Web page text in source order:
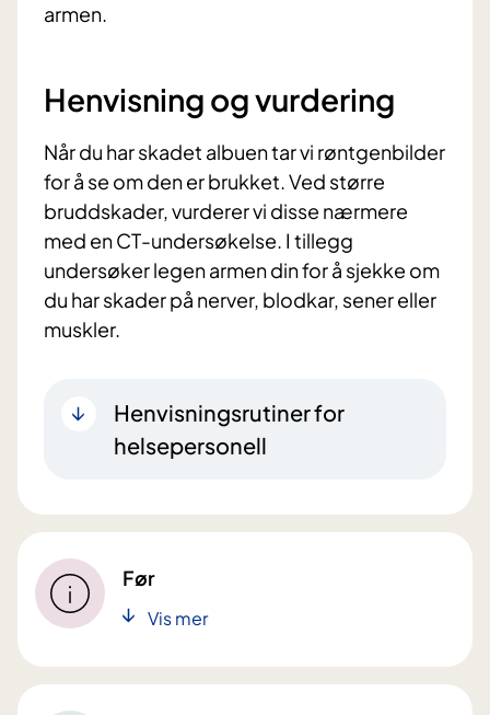
armen.
Henvisning og vurdering
Når du har skadet albuen tar vi røntgenbilder
for å se om den er brukket. Ved større
bruddskader, vurderer vi disse nærmere
med en CT-undersøkelse. I tillegg
undersøker legen armen din for å sjekke om
du har skader på nerver, blodkar, sener eller
muskler.
Henvisningsrutiner for
helsepersonell
Før
Vis mer